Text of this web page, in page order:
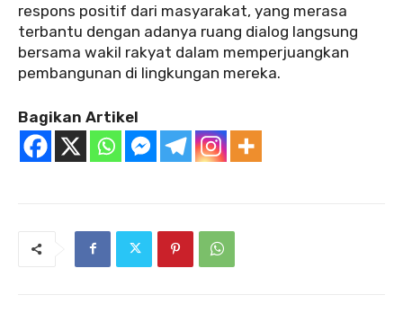
respons positif dari masyarakat, yang merasa
terbantu dengan adanya ruang dialog langsung
bersama wakil rakyat dalam memperjuangkan
pembangunan di lingkungan mereka.
Bagikan Artikel